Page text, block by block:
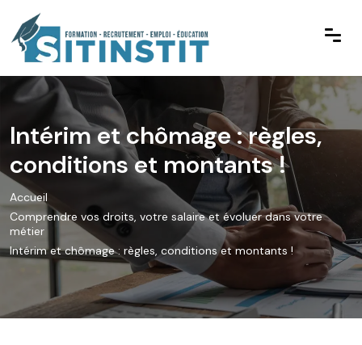
Intérim et chômage : règles,
conditions et montants !
Accueil
Comprendre vos droits, votre salaire et évoluer dans votre
métier
Intérim et chômage : règles, conditions et montants !